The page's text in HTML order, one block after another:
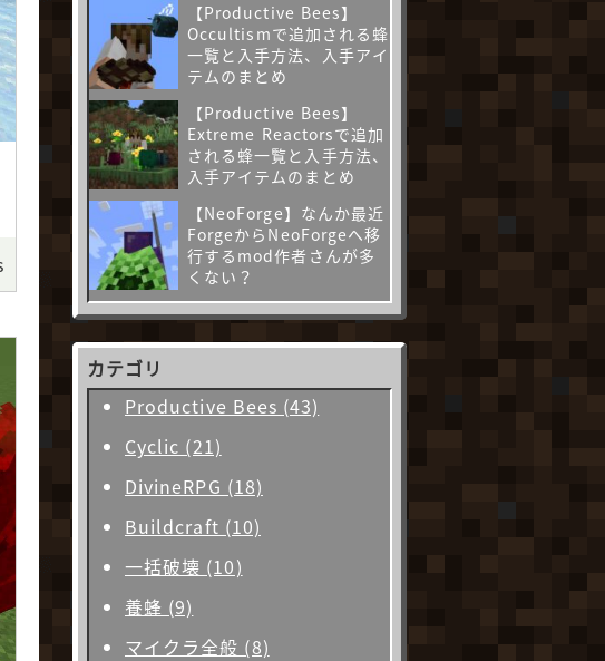
【Productive Bees】
Occultismで追加される蜂
一覧と入手方法、入手アイ
テムのまとめ
【Productive Bees】
Extreme Reactorsで追加
される蜂一覧と入手方法、
入手アイテムのまとめ
【NeoForge】なんか最近
ForgeからNeoForgeへ移
行するmod作者さんが多
くない？
カテゴリ
Productive Bees (43)
Cyclic (21)
DivineRPG (18)
Buildcraft (10)
一括破壊 (10)
養蜂 (9)
マイクラ全般 (8)